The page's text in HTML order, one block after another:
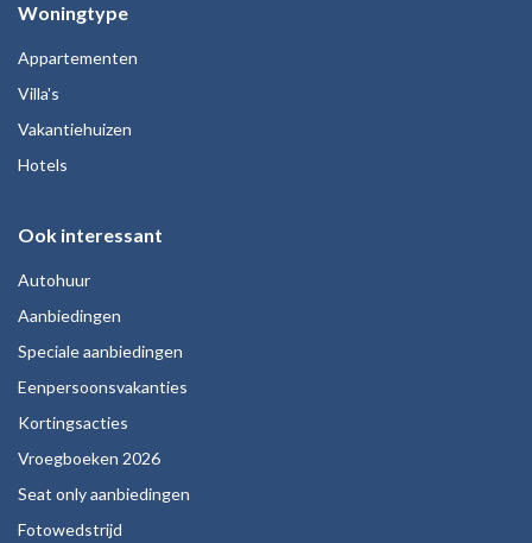
Woningtype
Appartementen
Villa's
Vakantiehuizen
Hotels
Ook interessant
Autohuur
Aanbiedingen
Speciale aanbiedingen
Eenpersoonsvakanties
Kortingsacties
Vroegboeken 2026
Seat only aanbiedingen
Fotowedstrijd